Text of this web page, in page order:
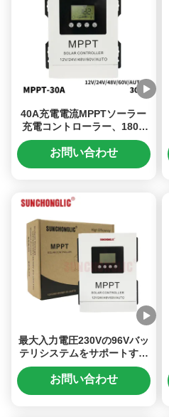
40A充電電流MPPTソーラー
充電コントローラー、180V
PV入力、マルチバッテリー対
応
お問い合わせ
最大入力電圧230Vの96Vバッ
テリシステムをサポートする
60A MPPTソーラー充電コン
トローラ、オフグリッドアプ
お問い合わせ